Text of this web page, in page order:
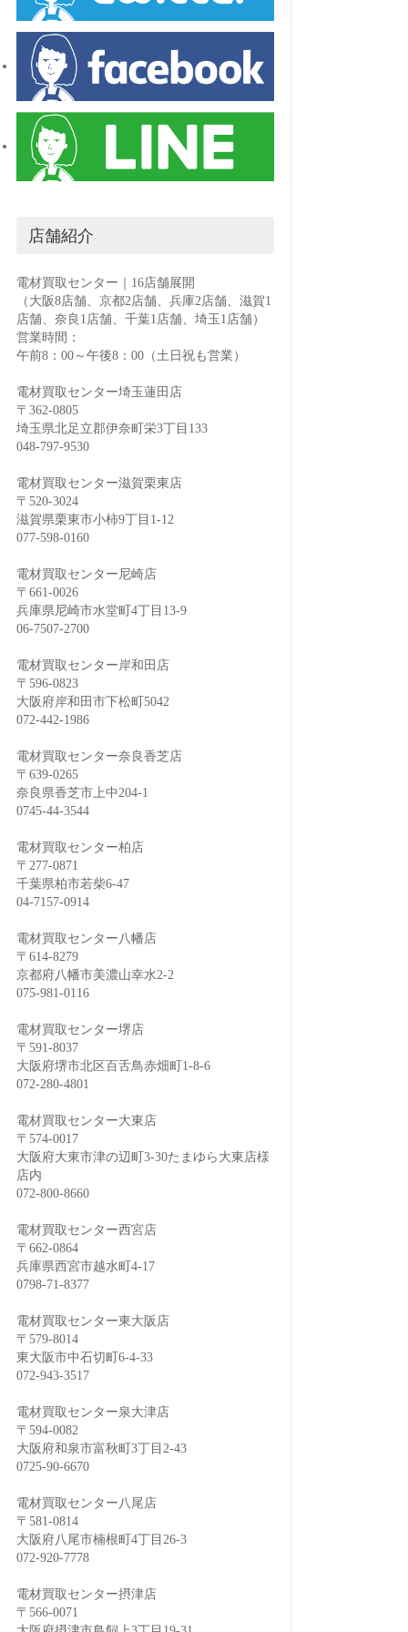
店舗紹介
電材買取センター｜16店舗展開
（大阪8店舗、京都2店舗、兵庫2店舗、滋賀1
店舗、奈良1店舗、千葉1店舗、埼玉1店舗）
営業時間：
午前8：00～午後8：00（土日祝も営業）
電材買取センター埼玉蓮田店
〒362-0805
埼玉県北足立郡伊奈町栄3丁目133
048-797-9530
電材買取センター滋賀栗東店
〒520-3024
滋賀県栗東市小柿9丁目1-12
077-598-0160
電材買取センター尼崎店
〒661-0026
兵庫県尼崎市水堂町4丁目13-9
06-7507-2700
電材買取センター岸和田店
〒596-0823
大阪府岸和田市下松町5042
072-442-1986
電材買取センター奈良香芝店
〒639-0265
奈良県香芝市上中204-1
0745-44-3544
電材買取センター柏店
〒277-0871
千葉県柏市若柴6-47
04-7157-0914
電材買取センター八幡店
〒614-8279
京都府八幡市美濃山幸水2-2
075-981-0116
電材買取センター堺店
〒591-8037
大阪府堺市北区百舌鳥赤畑町1-8-6
072-280-4801
電材買取センター大東店
〒574-0017
大阪府大東市津の辺町3-30たまゆら大東店様
店内
072-800-8660
電材買取センター西宮店
〒662-0864
兵庫県西宮市越水町4-17
0798-71-8377
電材買取センター東大阪店
〒579-8014
東大阪市中石切町6-4-33
072-943-3517
電材買取センター泉大津店
〒594-0082
大阪府和泉市富秋町3丁目2-43
0725-90-6670
電材買取センター八尾店
〒581-0814
大阪府八尾市楠根町4丁目26-3
072-920-7778
電材買取センター摂津店
〒566-0071